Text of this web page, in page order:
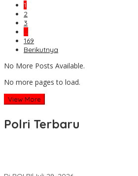
1
2
3
…
169
Berikutnya
No More Posts Available.
No more pages to load.
View More
Polri Terbaru